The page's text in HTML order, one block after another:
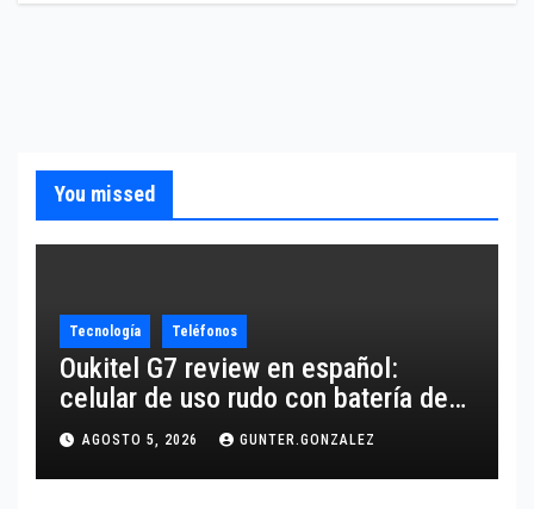
You missed
Tecnología Teléfonos
Oukitel G7 review en español:
celular de uso rudo con batería de
10,600 mAh
AGOSTO 5, 2026 GUNTER.GONZALEZ